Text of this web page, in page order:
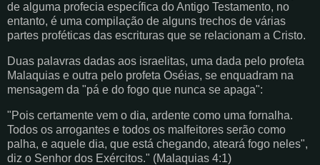
de alguma profecia específica do Antigo Testamento, no
entanto, é uma compilação de alguns trechos de várias
partes proféticas das escrituras que se relacionam a Cristo.
Duas palavras dadas aos israelitas, uma dada pelo profeta
Malaquias e outra pelo profeta Oséias, se enquadram na
mensagem da "pá e do fogo que nunca se apaga":
"Pois certamente vem o dia, ardente como uma fornalha.
Todos os arrogantes e todos os malfeitores serão como
palha, e aquele dia, que está chegando, ateará fogo neles",
diz o Senhor dos Exércitos." (Malaquias 4:1)